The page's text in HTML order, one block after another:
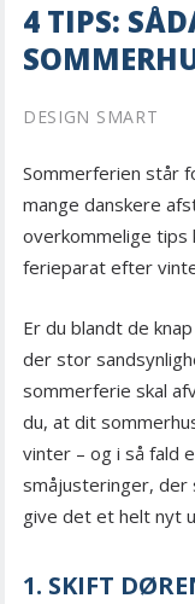
4 TIPS:
DESIGN SMART
Sommerferien står
mange danskere
overkommelige tips
ferieparat efter
Er du blandt de
der stor
sommerferie skal
du, at dit
vinter – og i så fald
småjusteringer, der
give det et helt nyt
1. SKIFT